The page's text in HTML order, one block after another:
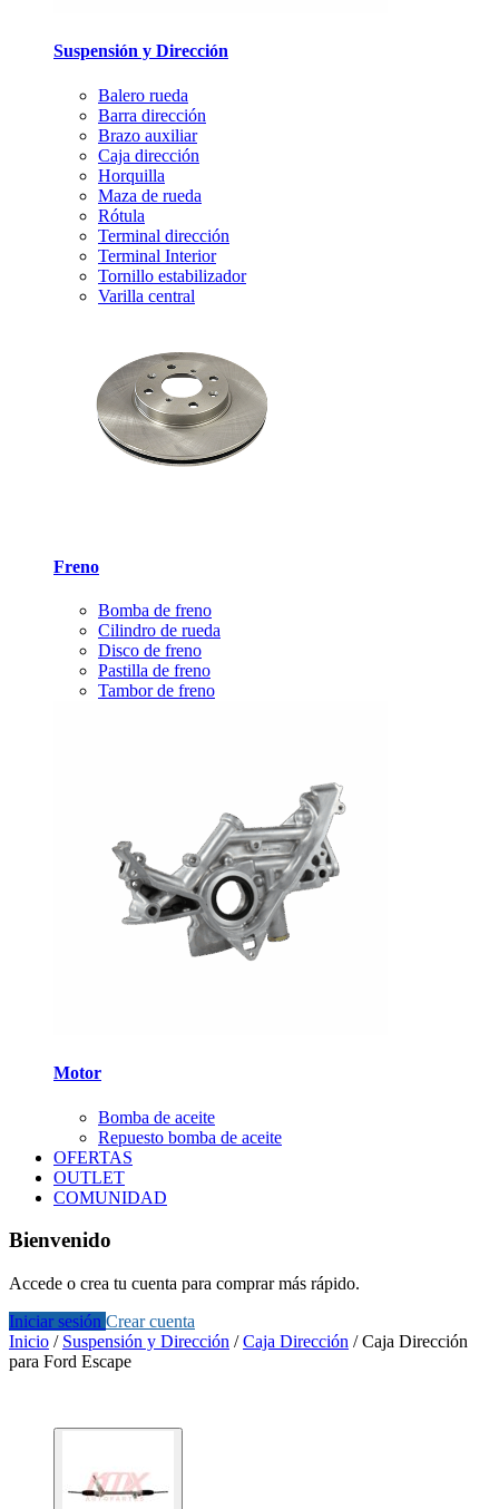
Suspensión y Dirección
Balero rueda
Barra dirección
Brazo auxiliar
Caja dirección
Horquilla
Maza de rueda
Rótula
Terminal dirección
Terminal Interior
Tornillo estabilizador
Varilla central
Freno
Bomba de freno
Cilindro de rueda
Disco de freno
Pastilla de freno
Tambor de freno
Motor
Bomba de aceite
Repuesto bomba de aceite
OFERTAS
OUTLET
COMUNIDAD
Bienvenido
Accede o crea tu cuenta para comprar más rápido.
Iniciar sesión Crear cuenta
Inicio / Suspensión y Dirección /Caja Dirección /Caja Dirección
para Ford Escape